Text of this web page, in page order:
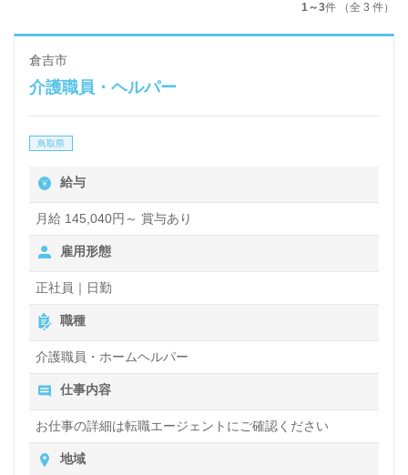
1～3件 （全 3 件）
倉吉市
介護職員・ヘルパー
鳥取県
給与
月給 145,040円～ 賞与あり
雇用形態
正社員｜日勤
職種
介護職員・ホームヘルパー
仕事内容
お仕事の詳細は転職エージェントにご確認ください
地域